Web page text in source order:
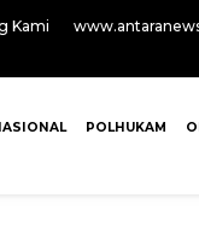
Kami
POLHUKAM